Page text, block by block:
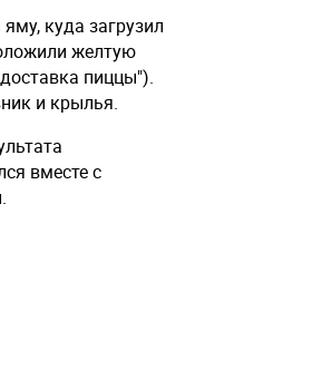
куда загрузил
желтую
пиццы").
и крылья.
вместе с